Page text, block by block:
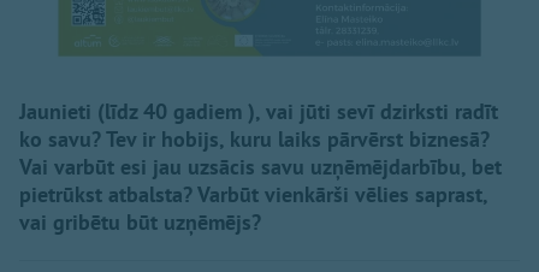
Jaunieti (līdz 40 gadiem ), vai jūti sevī dzirksti radīt
ko savu? Tev ir hobijs, kuru laiks pārvērst biznesā?
Vai varbūt esi jau uzsācis savu uzņēmējdarbību, bet
pietrūkst atbalsta? Varbūt vienkārši vēlies saprast,
vai gribētu būt uzņēmējs?